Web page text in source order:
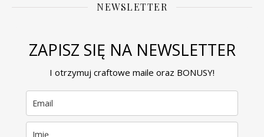
NEWSLETTER
ZAPISZ SIĘ NA NEWSLETTER
I otrzymuj craftowe maile oraz BONUSY!